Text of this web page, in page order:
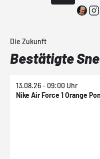
Die Zukunft
Bestätigte
13.08.26 - 09:00 Uhr
Nike Air Force 1 Orange